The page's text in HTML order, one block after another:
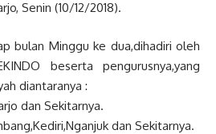
Senin (10/12/2018).
bulan Minggu ke dua,dihadiri oleh
beserta pengurusnya,yang
diantaranya :
dan Sekitarnya.
dan Sekitarnya.